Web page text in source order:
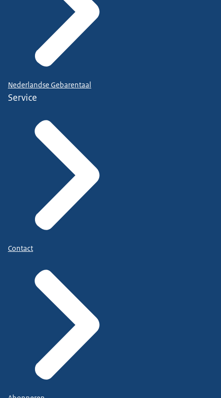
Nederlandse Gebarentaal
Service
Contact